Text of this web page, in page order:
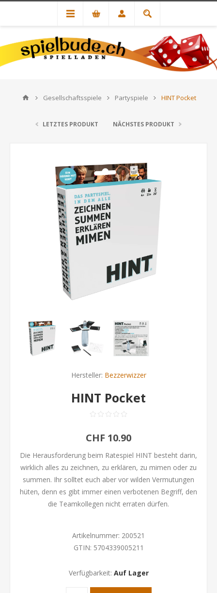
Gesellschaftsspiele Partyspiele HINT Pocket
LETZTES PRODUKT NÄCHSTES PRODUKT
Hersteller: Bezzerwizzer
HINT Pocket
CHF 10.90
Die Herausforderung beim Ratespiel HINT besteht darin,
wirklich alles zu zeichnen, zu erklären, zu mimen oder zu
summen. Ihr solltet euch aber vor wilden Vermutungen
hüten, denn es gibt immer einen verbotenen Begriff, den
die Teamkollegen nicht erraten dürfen.
Artikelnummer: 200521
GTIN: 5704339005211
Verfügbarkeit: Auf Lager